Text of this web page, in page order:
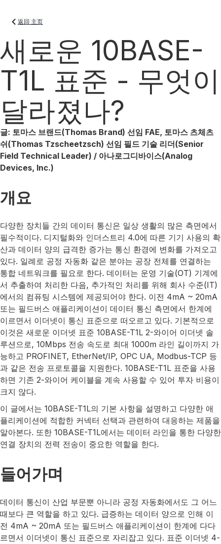
返回 主页
새로운 10BASE-
T1L 표준 - 무엇이
달라졌나?
글: 토마스 브랜드(Thomas Brand) 선임 FAE, 토마스 츠체츠
쉬(Thomas Tzscheetzsch) 선임 필드 기술 리더(Senior
Field Technical Leader) / 아나로그디바이스(Analog
Devices, Inc.)
개요
다양한 장치들 간의 데이터 통신은 일상 생활의 많은 측면에서
필수적이다. 디지털화와 인더스트리 4.0에 따른 기기 사용의 확
산과 데이터 양의 급격한 증가는 통신 환경에 변화를 가져오고
있다. 일례로 공정 자동화 같은 분야는 공장 전체를 연결하는
통합 네트워크를 필요로 한다. 데이터는 운영 기술(OT) 기계에
서 추출하여 처리한 다음, 추가적인 처리를 위해 회사 수준(IT)
에서의 컴퓨팅 시스템에 제공되어야 한다. 이전 4mA ~ 20mA
또는 필드버스 애플리케이션이 데이터 통신 측면에서 한계에
이르면서 이더넷이 통신 표준으로 떠오르고 있다. 기본적으로
이것은 새로운 이더넷 표준 10BASE-T1L 2-와이어 이더넷 솔
루션으로, 10Mbps 전송 속도로 최대 1000m 라인 길이까지 가
능하고 PROFINET, EtherNet/IP, OPC UA, Modbus-TCP 등
과 같은 전송 프로토콜을 지원한다. 10BASE-T1L 표준을 사용
하면 기존 2-와이어 케이블을 계속 사용할 수 있어 투자 비용이
크지 않다.
이 글에서는 10BASE-T1L의 기본 사항을 설명하고 다양한 애
플리케이션에 적합한 커넥터 선택과 관련하여 대응하는 제품을
알아본다. 또한 10BASE-T1L에서는 데이터 라인을 통한 다양한
연결 장치의 전력 전송이 중요한 역할을 한다.
들어가며
데이터 통신이 산업 부문뿐 아니라 공정 자동화에서도 그 어느
때보다 큰 역할을 하고 있다. 급증하는 데이터 양으로 인해 이
전 4mA ~ 20mA 또는 필드버스 애플리케이션이 한계에 다다
르면서 이더넷이 통신 표준으로 자리잡고 있다. 표준 이더넷 4-